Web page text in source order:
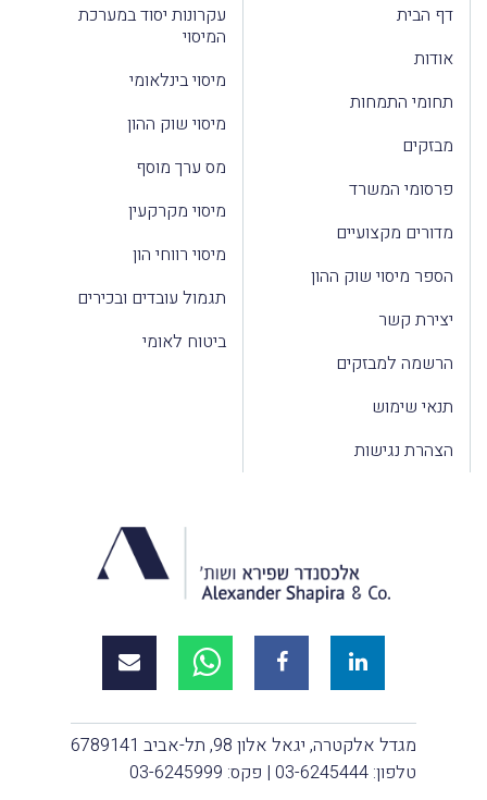
דף הבית
אודות
תחומי התמחות
מבזקים
פרסומי המשרד
מדורים מקצועיים
הספר מיסוי שוק ההון
יצירת קשר
הרשמה למבזקים
תנאי שימוש
הצהרת נגישות
עקרונות יסוד במערכת
המיסוי
מיסוי בינלאומי
מיסוי שוק ההון
מס ערך מוסף
מיסוי מקרקעין
מיסוי רווחי הון
תגמול עובדים ובכירים
ביטוח לאומי
מגדל אלקטרה, יגאל אלון 98, תל-אביב 6789141
טלפון: 03-6245444 | פקס: 03-6245999